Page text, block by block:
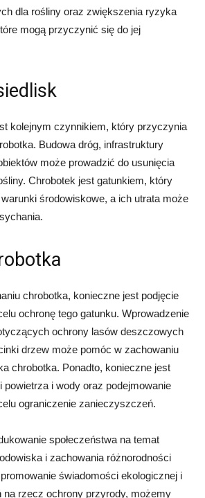
dla rośliny oraz zwiększenia ryzyka
mogą przyczynić się do jej
kolejnym czynnikiem, który przyczynia
Budowa dróg, infrastruktury
może prowadzić do usunięcia
Chrobotek jest gatunkiem, który
środowiskowe, a ich utrata może
chrobotka, konieczne jest podjęcie
ochronę tego gatunku. Wprowadzenie
ochrony lasów deszczowych
drzew może pomóc w zachowaniu
chrobotka. Ponadto, konieczne jest
powietrza i wody oraz podejmowanie
ograniczenie zanieczyszczeń.
społeczeństwa na temat
i zachowania różnorodności
świadomości ekologicznej i
na rzecz ochrony przyrody, możemy